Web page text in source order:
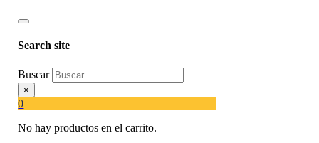
Search site
Buscar
×
0
No hay productos en el carrito.